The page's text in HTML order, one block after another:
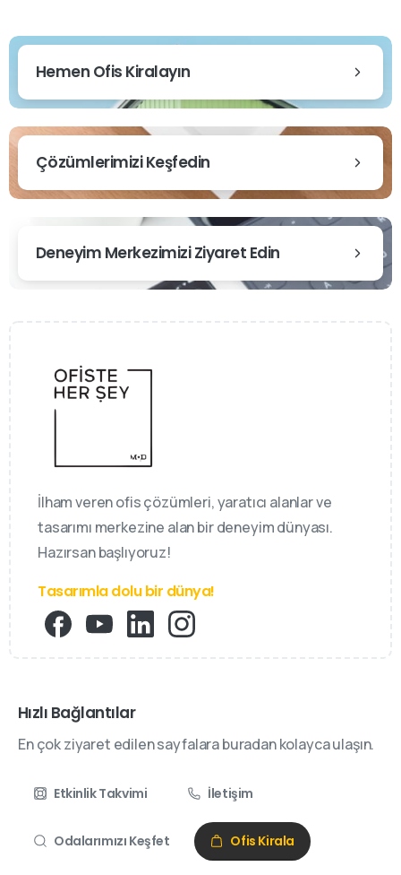
Hemen Ofis Kiralayın
Çözümlerimizi Keşfedin
Deneyim Merkezimizi Ziyaret Edin
İlham veren ofis çözümleri, yaratıcı alanlar ve
tasarımı merkezine alan bir deneyim dünyası.
Hazırsan başlıyoruz!
Tasarımla dolu bir dünya!
Hızlı Bağlantılar
En çok ziyaret edilen sayfalara buradan kolayca ulaşın.
Etkinlik Takvimi İletişim
Odalarımızı Keşfet Ofis Kirala